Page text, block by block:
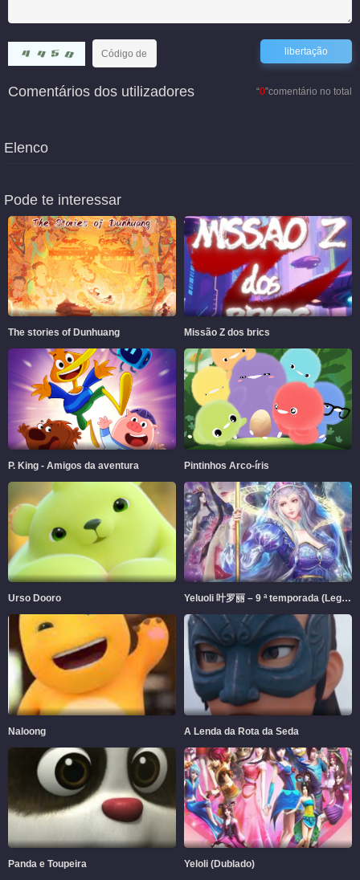
“0”comentário no total
Comentários dos utilizadores
Elenco
Pode te interessar
The stories of Dunhuang Missão Z dos brics
P. King - Amigos da aventura Pintinhos Arco-íris
Urso Dooro Yeluoli 叶罗丽 – 9 ª temporada (Legendado)
Naloong A Lenda da Rota da Seda
Panda e Toupeira Yeloli (Dublado)